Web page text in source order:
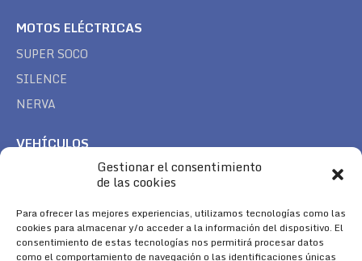
Gestionar el consentimiento
de las cookies
Para ofrecer las mejores experiencias, utilizamos tecnologías como las
cookies para almacenar y/o acceder a la información del dispositivo. El
consentimiento de estas tecnologías nos permitirá procesar datos
como el comportamiento de navegación o las identificaciones únicas
MOTOS ELÉCTRICAS
SUPER SOCO
SILENCE
NERVA
VEHÍCULOS
TREK
SÍGUENOS